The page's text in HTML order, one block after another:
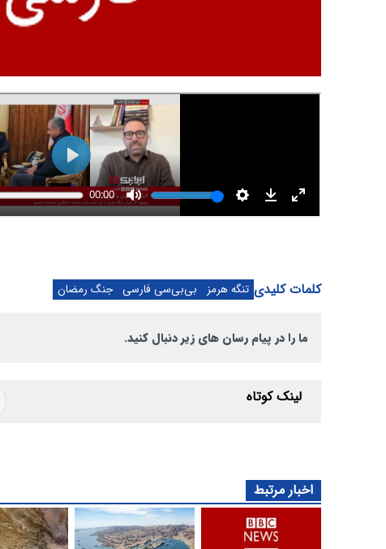
کلمات کلیدی تنگه هرمز بی‌بی‌سی فارسی جنگ رمضان
ما را در پیام رسان های زیر دنبال کنید.
لینک کوتاه
اخبار مرتبط